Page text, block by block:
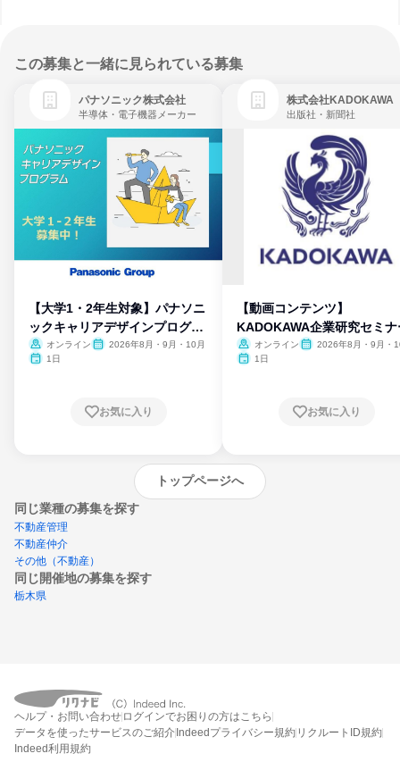
この募集と一緒に見られている募集
パナソニック株式会社
半導体・電子機器メーカー
【大学1・2年生対象】パナソニ
ックキャリアデザインプログラ
ム
オンライン
2026年8月・9月・10月
1日
お気に入り
株式会社KADOKAWA
出版社・新聞社
【動画コンテンツ】
KADOKAWA企業研究セミナ
オンライン
2026年8月・9月・
1日
お気に入り
トップページへ
同じ業種の募集を探す
不動産管理
不動産仲介
その他（不動産）
同じ開催地の募集を探す
栃木県
締切：なし
ヘルプ・お問い合わせ ログインでお困りの方はこちら
データを使ったサービスのご紹介 Indeedプライバシー規約 リクルートID規約
Indeed利用規約